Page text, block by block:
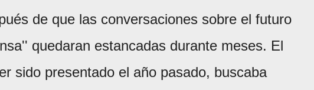
de que las conversaciones sobre el futuro
quedaran estancadas durante meses. El
sido presentado el año pasado, buscaba